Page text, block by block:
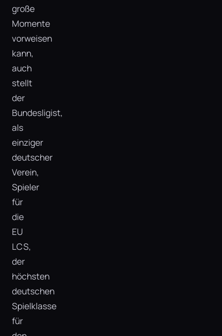
große
Momente
vorweisen
kann,
auch
stellt
der
Bundesligist,
als
einziger
deutscher
Verein,
Spieler
für
die
EU
LCS,
der
höchsten
deutschen
Spielklasse
für